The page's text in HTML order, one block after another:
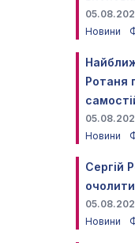
Новини
Ротаня
Новини
Сергій
Новини